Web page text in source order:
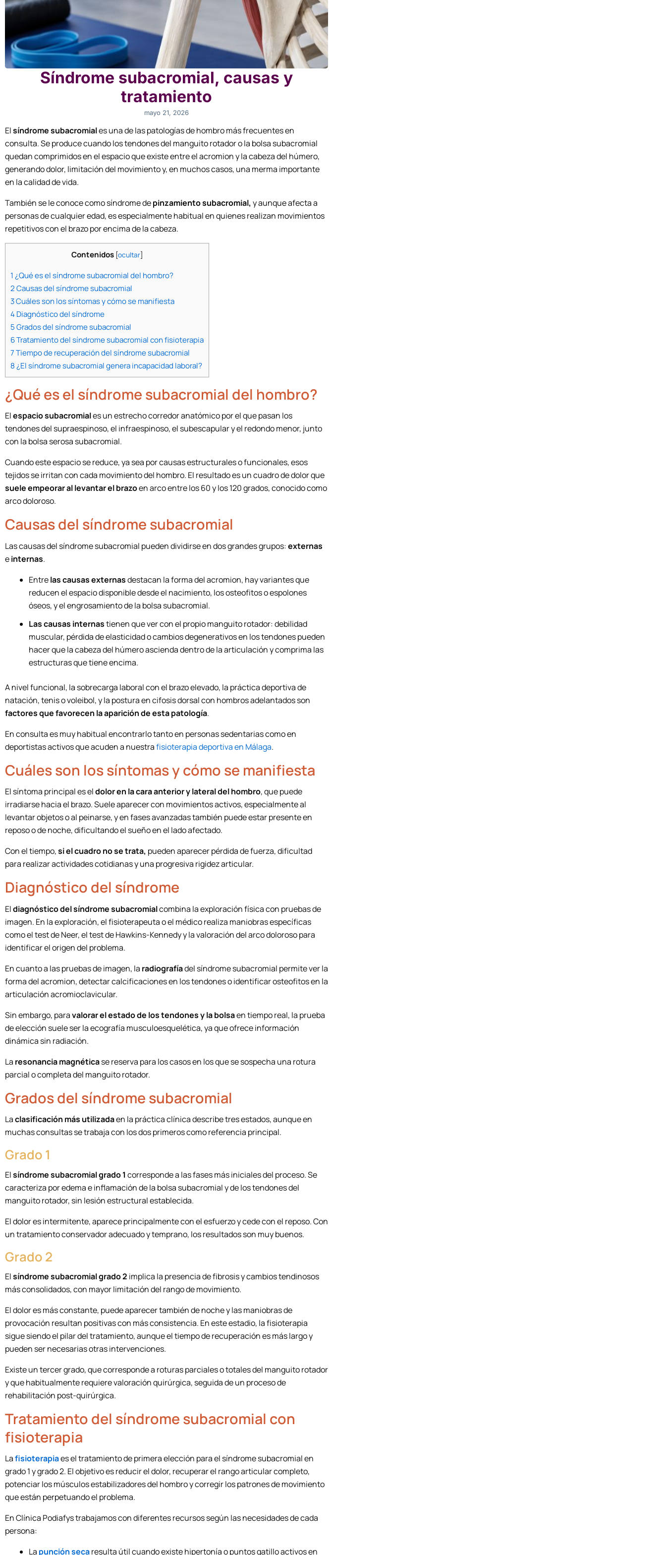
Síndrome subacromial, causas y
tratamiento
mayo 21, 2026
Elsíndrome subacromiales una de las patologías de hombro más frecuentes en
consulta. Se produce cuando los tendones del manguito rotador o la bolsa subacromial
quedan comprimidos en el espacio que existe entre el acromion y la cabeza del húmero,
generando dolor, limitación del movimiento y, en muchos casos, una merma importante
en la calidad de vida.
También se le conoce como síndrome depinzamiento subacromial, y aunque afecta a
personas de cualquier edad, es especialmente habitual en quienes realizan movimientos
repetitivos con el brazo por encima de la cabeza.
Contenidos [ocultar]
1¿Qué es el síndrome subacromial del hombro?
2Causas del síndrome subacromial
3Cuáles son los síntomas y cómo se manifiesta
4Diagnóstico del síndrome
5Grados del síndrome subacromial
6Tratamiento del síndrome subacromial con fisioterapia
7Tiempo de recuperación del síndrome subacromial
8¿El síndrome subacromial genera incapacidad laboral?
¿Qué es el síndrome subacromial del hombro?
Elespacio subacromiales un estrecho corredor anatómico por el que pasan los
tendones del supraespinoso, el infraespinoso, el subescapular y el redondo menor, junto
con la bolsa serosa subacromial.
Cuando este espacio se reduce, ya sea por causas estructurales o funcionales, esos
tejidos se irritan con cada movimiento del hombro. El resultado es un cuadro de dolor que
suele empeorar al levantar el brazoen arco entre los 60 y los 120 grados, conocido como
arco doloroso.
Causas del síndrome subacromial
Las causas del síndrome subacromial pueden dividirse en dos grandes grupos:externas
einternas.
Entrelas causas externasdestacan la forma del acromion, hay variantes que
reducen el espacio disponible desde el nacimiento, los osteofitos o espolones
óseos, y el engrosamiento de la bolsa subacromial.
Las causas internastienen que ver con el propio manguito rotador: debilidad
muscular, pérdida de elasticidad o cambios degenerativos en los tendones pueden
hacer que la cabeza del húmero ascienda dentro de la articulación y comprima las
estructuras que tiene encima.
A nivel funcional, la sobrecarga laboral con el brazo elevado, la práctica deportiva de
natación, tenis o voleibol, y la postura en cifosis dorsal con hombros adelantados son
factores que favorecen la aparición de esta patología.
En consulta es muy habitual encontrarlo tanto en personas sedentarias como en
deportistas activos que acuden a nuestrafisioterapia deportiva en Málaga.
Cuáles son los síntomas y cómo se manifiesta
El síntoma principal es eldolor en la cara anterior y lateral del hombro, que puede
irradiarse hacia el brazo. Suele aparecer con movimientos activos, especialmente al
levantar objetos o al peinarse, y en fases avanzadas también puede estar presente en
reposo o de noche, dificultando el sueño en el lado afectado.
Con el tiempo,si el cuadro no se trata, pueden aparecer pérdida de fuerza, dificultad
para realizar actividades cotidianas y una progresiva rigidez articular.
Diagnóstico del síndrome
Eldiagnóstico del síndrome subacromialcombina la exploración física con pruebas de
imagen. En la exploración, el fisioterapeuta o el médico realiza maniobras específicas
como el test de Neer, el test de Hawkins-Kennedy y la valoración del arco doloroso para
identificar el origen del problema.
En cuanto a las pruebas de imagen, la radiografíadel síndrome subacromial permite ver la
forma del acromion, detectar calcificaciones en los tendones o identificar osteofitos en la
articulación acromioclavicular.
Sin embargo, paravalorar el estado de los tendones y la bolsaen tiempo real, la prueba
de elección suele ser la ecografía musculoesquelética, ya que ofrece información
dinámica sin radiación.
La resonancia magnéticase reserva para los casos en los que se sospecha una rotura
parcial o completa del manguito rotador.
Grados del síndrome subacromial
Laclasificación más utilizadaen la práctica clínica describe tres estados, aunque en
muchas consultas se trabaja con los dos primeros como referencia principal.
Grado 1
Elsíndrome subacromial grado 1 corresponde a las fases más iniciales del proceso. Se
caracteriza por edema e inflamación de la bolsa subacromial y de los tendones del
manguito rotador, sin lesión estructural establecida.
El dolor es intermitente, aparece principalmente con el esfuerzo y cede con el reposo. Con
un tratamiento conservador adecuado y temprano, los resultados son muy buenos.
Grado 2
Elsíndrome subacromial grado 2 implica la presencia de fibrosis y cambios tendinosos
más consolidados, con mayor limitación del rango de movimiento.
El dolor es más constante, puede aparecer también de noche y las maniobras de
provocación resultan positivas con más consistencia. En este estadio, la fisioterapia
sigue siendo el pilar del tratamiento, aunque el tiempo de recuperación es más largo y
pueden ser necesarias otras intervenciones.
Existe un tercer grado, que corresponde a roturas parciales o totales del manguito rotador
y que habitualmente requiere valoración quirúrgica, seguida de un proceso de
rehabilitación post-quirúrgica.
Tratamiento del síndrome subacromial con
fisioterapia
Lafisioterapiaes el tratamiento de primera elección para el síndrome subacromial en
grado 1 y grado 2. El objetivo es reducir el dolor, recuperar el rango articular completo,
potenciar los músculos estabilizadores del hombro y corregir los patrones de movimiento
que están perpetuando el problema.
En Clínica Podiafys trabajamos con diferentes recursos según las necesidades de cada
persona:
La punción secaresulta útil cuando existe hipertonía o puntos gatillo activos en